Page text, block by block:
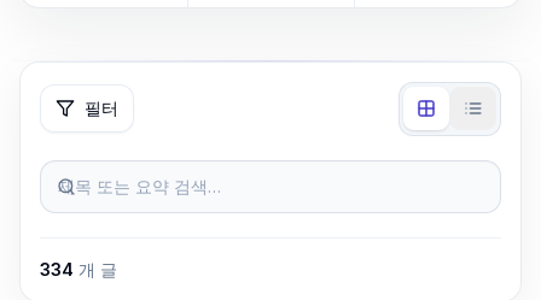
필터
제목 또는 요약 검색…
334 개 글